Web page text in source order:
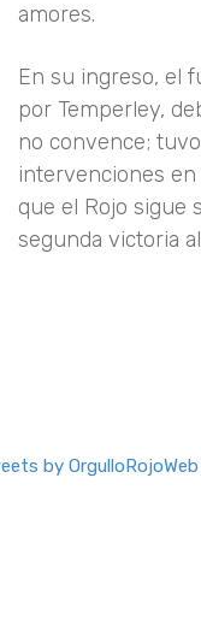
amores.
En su ingreso, el
por Temperley,
no convence;
intervenciones
que el Rojo sigue
segunda victoria
by OrgulloRojoWeb